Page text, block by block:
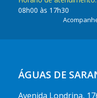
08h00 às 17h30
ÁGUAS DE
Avenida Londrina,